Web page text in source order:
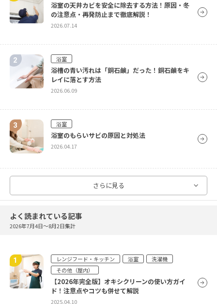
浴室の天井カビを安全に除去する方法！原因・冬
の注意点・再発防止まで徹底解説！
2026.07.14
浴室
浴槽の青い汚れは「銅石鹸」だった！銅石鹸をキ
レイに落とす方法
2026.06.09
浴室
浴室のもらいサビの原因と対処法
2026.04.17
浴室の床をピカピカに！汚れのタイプ別掃除方法
鏡の水アカは簡単に落とせる！原因とお掃除方法
をご紹介
2026.04.05
さらに見る
よく読まれている記事
2026年7月4日〜8月2日集計
レンジフード・キッチン 浴室
洗濯機
その他（屋内）
【2026年完全版】オキシクリーンの使い方ガイ
ド！注意点やコツも併せて解説
2025.04.10